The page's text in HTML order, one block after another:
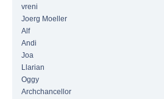
vreni
Joerg Moeller
Alf
Andi
Joa
Llarian
Oggy
Archchancellor